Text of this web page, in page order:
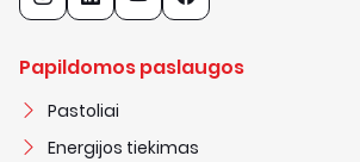
Papildomos paslaugos
Pastoliai
Energijos tiekimas